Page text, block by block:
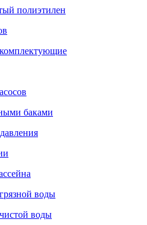
полиэтилен
баками
воды
воды